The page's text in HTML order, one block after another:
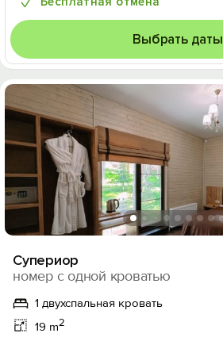
Выбрать даты
Супериор
номер с одной кроватью
1 двухспальная кровать
19 m2